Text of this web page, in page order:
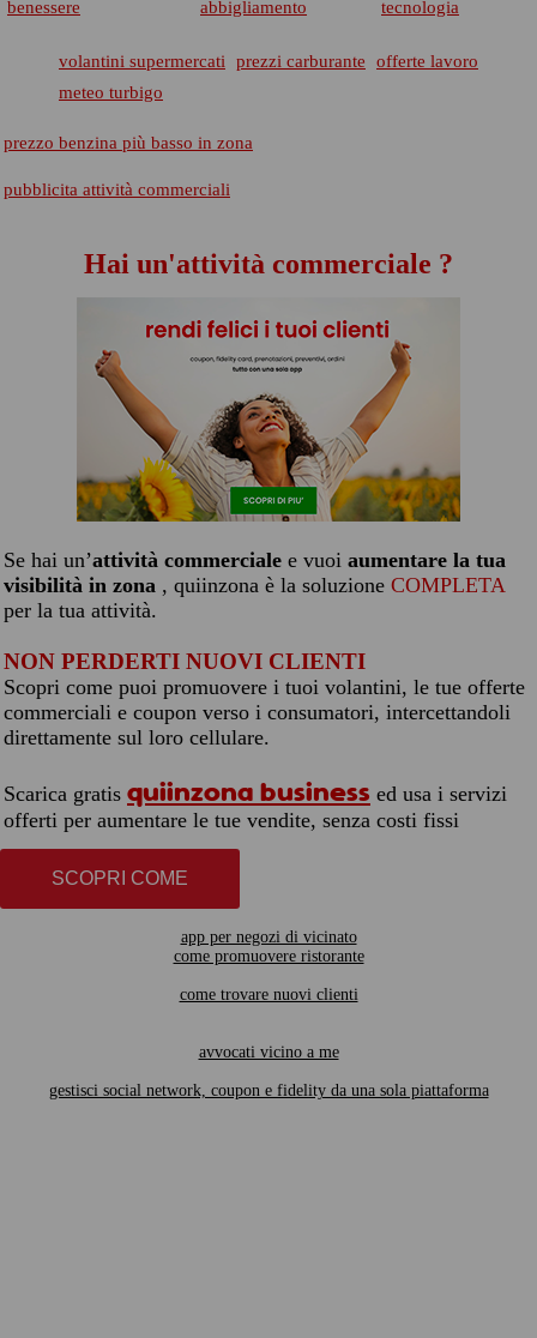
benessere
abbigliamento
tecnologia
volantini supermercati prezzi carburante
offerte lavoro
meteo turbigo
prezzo benzina più basso in zona
pubblicita attività commerciali
Hai un'attività commerciale ?
Se hai un’attività commerciale e vuoi aumentare la tua
visibilità in zona , quiinzona è la soluzione COMPLETA
per la tua attività.
NON PERDERTI NUOVI CLIENTI
Scopri come puoi promuovere i tuoi volantini, le tue offerte
commerciali e coupon verso i consumatori, intercettandoli
direttamente sul loro cellulare.
Scarica gratis quiinzona business ed usa i servizi
offerti per aumentare le tue vendite, senza costi fissi
SCOPRI COME
app per negozi di vicinato
come promuovere ristorante
come trovare nuovi clienti
avvocati vicino a me
gestisci social network, coupon e fidelity da una sola piattaforma